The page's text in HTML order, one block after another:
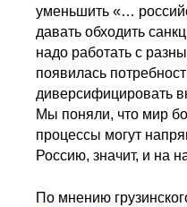
уменьшить «…
давать обходить
надо работать с
появилась
диверсифицировать
Мы поняли, что мир
процессы могут
Россию, значит, и на
По мнению